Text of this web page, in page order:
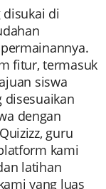
disukai di
fitur, termasuk
siswa
disesuaikan
dengan
guru
kami
latihan
yang luas